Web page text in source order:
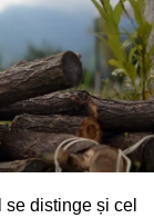
distinge și cel